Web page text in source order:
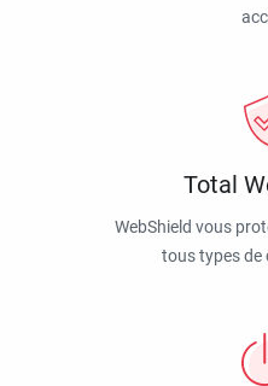
Total
WebShield vous
tous types de